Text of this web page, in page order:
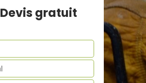
Devis gratuit